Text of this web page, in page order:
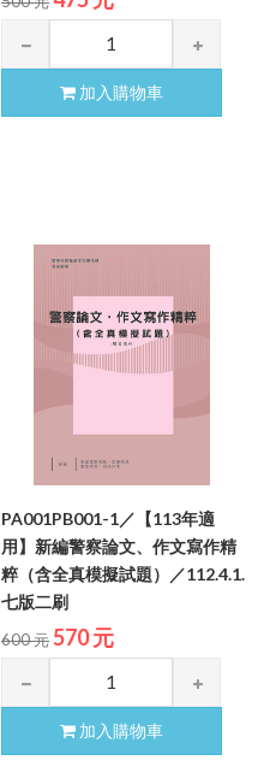
加入購物車
PA001PB001-1／【113年適
用】新編警察論文、作文寫作精
粹（含全真模擬試題）／112.4.1.
七版二刷
600 元570 元
加入購物車